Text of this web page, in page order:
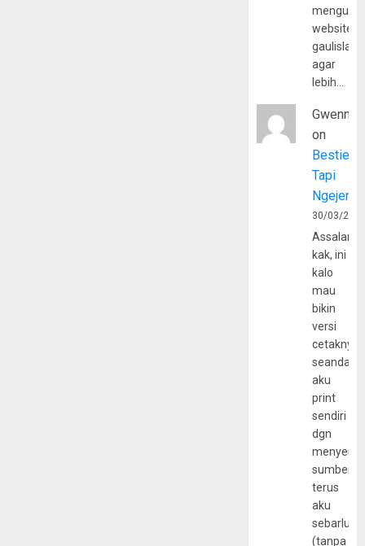
website
agar
lebih…
Gwenny
on
Bestie
Tapi
30/03/
kak, ini
kalo
mau
bikin
versi
cetaknya
aku
print
sendiri
dgn
sumber
terus
aku
(tanpa